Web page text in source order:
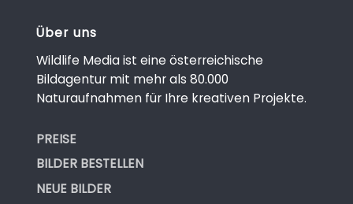
Über uns
Wildlife Media ist eine österreichische
Bildagentur mit mehr als 80.000
Naturaufnahmen für Ihre kreativen Projekte.
PREISE
BILDER BESTELLEN
NEUE BILDER